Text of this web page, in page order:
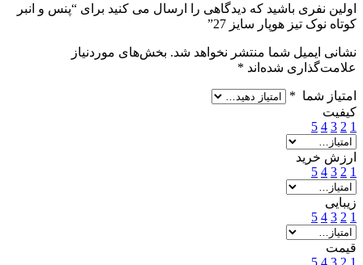
اولین نفری باشید که دیدگاهی را ارسال می کنید برای “پنس و انبر
کوتاه نوک تیز هوپار سایز 27”
نشانی ایمیل شما منتشر نخواهد شد. بخش‌های موردنیاز
علامت‌گذاری شده‌اند *
امتیاز شما *
کیفیت
1
2
3
4
5
ارزش خرید
1
2
3
4
5
زیبایی
1
2
3
4
5
قیمت
1
2
3
4
5